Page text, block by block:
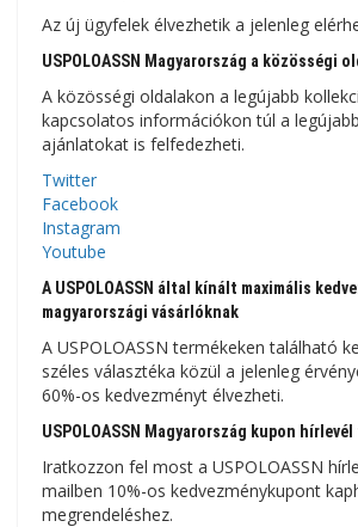
Az új ügyfelek élvezhetik a jelenleg
USPOLOASSN Magyarország a közösségi
A közösségi oldalakon a legújabb
kapcsolatos információkon túl a
ajánlatokat is felfedezheti.
Twitter
Facebook
Instagram
Youtube
A USPOLOASSN által kínált maximális
magyarországi vásárlóknak
A USPOLOASSN termékeken található
széles választéka közül a jelenleg
60%-os kedvezményt élvezheti.
USPOLOASSN Magyarország kupon
Iratkozzon fel most a USPOLOASSN
mailben 10%-os kedvezménykupont
megrendeléshez.